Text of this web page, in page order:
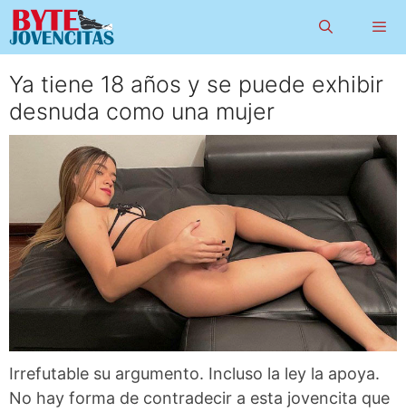
Saltar
al
contenido
Menú
Ya tiene 18 años y se puede exhibir
desnuda como una mujer
Irrefutable su argumento. Incluso la ley la apoya.
No hay forma de contradecir a esta jovencita que